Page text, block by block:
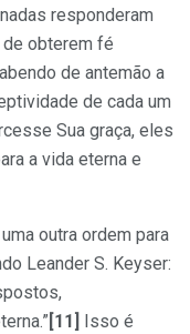
responderam
obterem fé
de antemão a
de cada um
Sua graça, eles
a vida eterna e
outra ordem para
Leander S. Keyser:
[11]
Isso é